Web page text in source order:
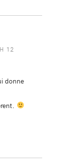
12
donne